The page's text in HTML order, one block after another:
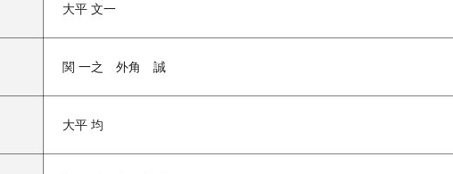
大平 文一
関 一之 外角 誠
大平 均